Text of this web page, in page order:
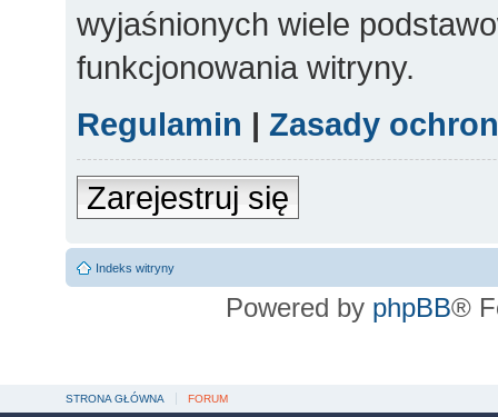
wyjaśnionych wiele
funkcjonowania witryny.
Regulamin | Zasady
Zarejestruj się
Indeks witryny
Powered by phpBB®
STRONA GŁÓWNA FORUM